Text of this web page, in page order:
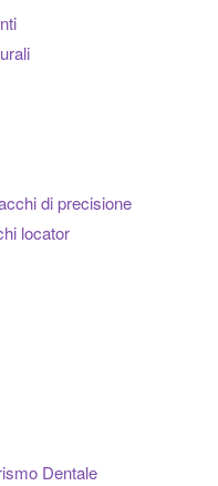
di precisione
locator
Dentale